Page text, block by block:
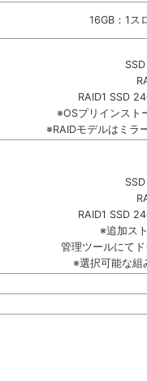
16GB：1ス
RAID1 SSD
※OSプリインスト
※RAIDモデルはミラ
RAID1 SSD
※追加ス
管理ツールにて
※選択可能な組